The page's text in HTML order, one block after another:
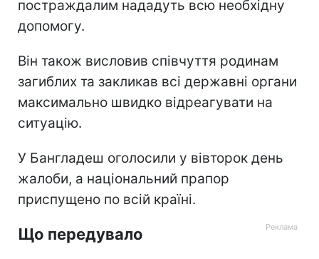
постраждалим нададуть всю необхідну
допомогу.
Він також висловив співчуття родинам
загиблих та закликав всі державні органи
максимально швидко відреагувати на
ситуацію.
У Бангладеш оголосили у вівторок день
жалоби, а національний прапор
приспущено по всій країні.
Що передувало